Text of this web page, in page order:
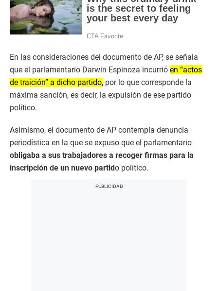
En las consideraciones del documento de AP, se señala
que el parlamentario Darwin Espinoza incurrió en “actos
de traición” a dicho partido, por lo que corresponde la
máxima sanción, es decir, la expulsión de ese partido
político.
Asimismo, el documento de AP contempla denuncia
periodística en la que se expuso que el parlamentario
obligaba a sus trabajadores a recoger firmas para la
inscripción de un nuevo partido político.